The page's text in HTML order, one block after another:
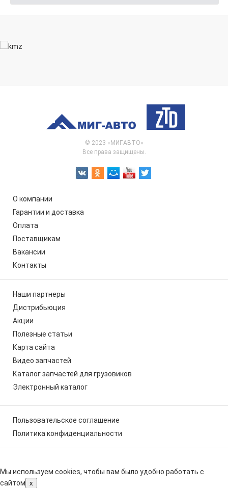
© 2023 «МИГ-АВТО»
Все права защищены.
О компании
Гарантии и доставка
Оплата
Поставщикам
Вакансии
Контакты
Наши партнеры
Дистрибьюция
Акции
Полезные статьи
Карта сайта
Видео запчастей
Каталог запчастей для грузовиков
Электронный каталог
Пользовательское соглашение
Политика конфиденциальности
Мы используем cookies, чтобы вам было удобно работать с
сайтом x